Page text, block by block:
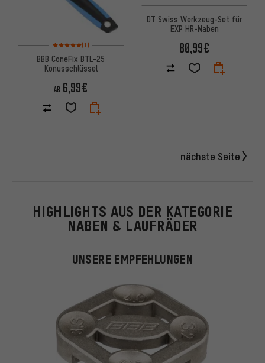
Bewertungen: 5 von 5 basierend auf 1 Bewertungen
(1)
BBB ConeFix BTL-25
Konusschlüssel
AB 6,99€
DT Swiss Werkzeug-Set für
EXP HR-Naben
80,99€
nächste Seite
HIGHLIGHTS AUS DER KATEGORIE
NABEN & LAUFRÄDER
UNSERE EMPFEHLUNGEN